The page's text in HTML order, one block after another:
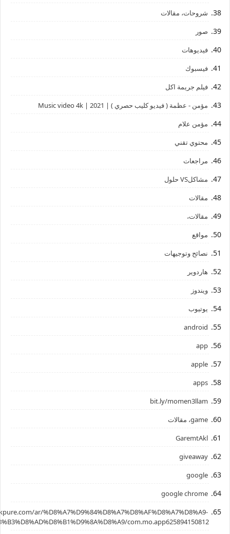
شروحات، مقالات
صور
فيديوهات
فيسبوك
فيلم جريمة اكل
مؤمن - عظمة ( فيديو كليب حصري ) | 2021 | Music video 4k
مؤمن علام
محتوي تقني
مراجعات
مشاكلVS حلول
مقالات
مقالات،
مواقع
نصائح وتوجيهات
هاردوير
ويندوز
يوتيوب
android
app
apple
apps
bit.ly/momen3llam
game، مقالات
GaremtAkl
giveaway
google
google chrome
ar/%D8%A7%D9%84%D8%A7%D8%AF%D8%A7%D8%A9-
com.mo.app625894150812